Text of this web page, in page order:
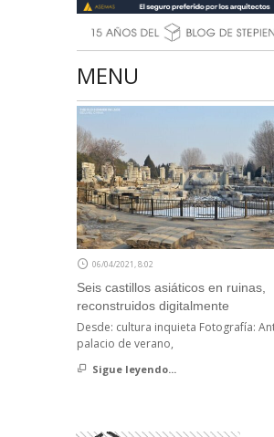
MENU
06/04/2021, 8:02
Seis castillos asiáticos en ruinas,
reconstruidos digitalmente
Desde: cultura inquieta Fotografía:
palacio de verano,
Sigue leyendo...